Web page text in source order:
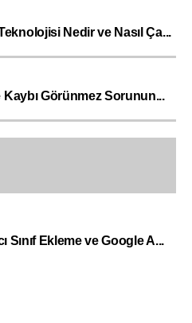
Nedir ve Nasıl Ça...
Kaybı Görünmez Sorunun...
Sınıf Ekleme ve Google A...